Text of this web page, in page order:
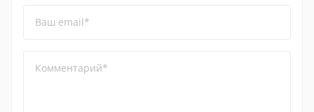
Ваш email*
Комментарий*